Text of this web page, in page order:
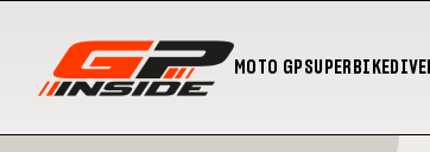
MOTO GPSUPERBIKE